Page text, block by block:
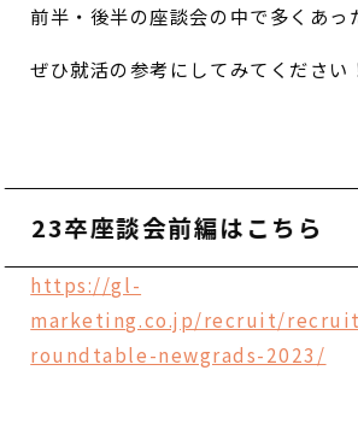
前半・後半の座談会の中で多くあっ
ぜひ就活の参考にしてみてください
23卒座談会前編はこちら
https://gl-
marketing.co.jp/recruit/
roundtable-newgrads-2023 /